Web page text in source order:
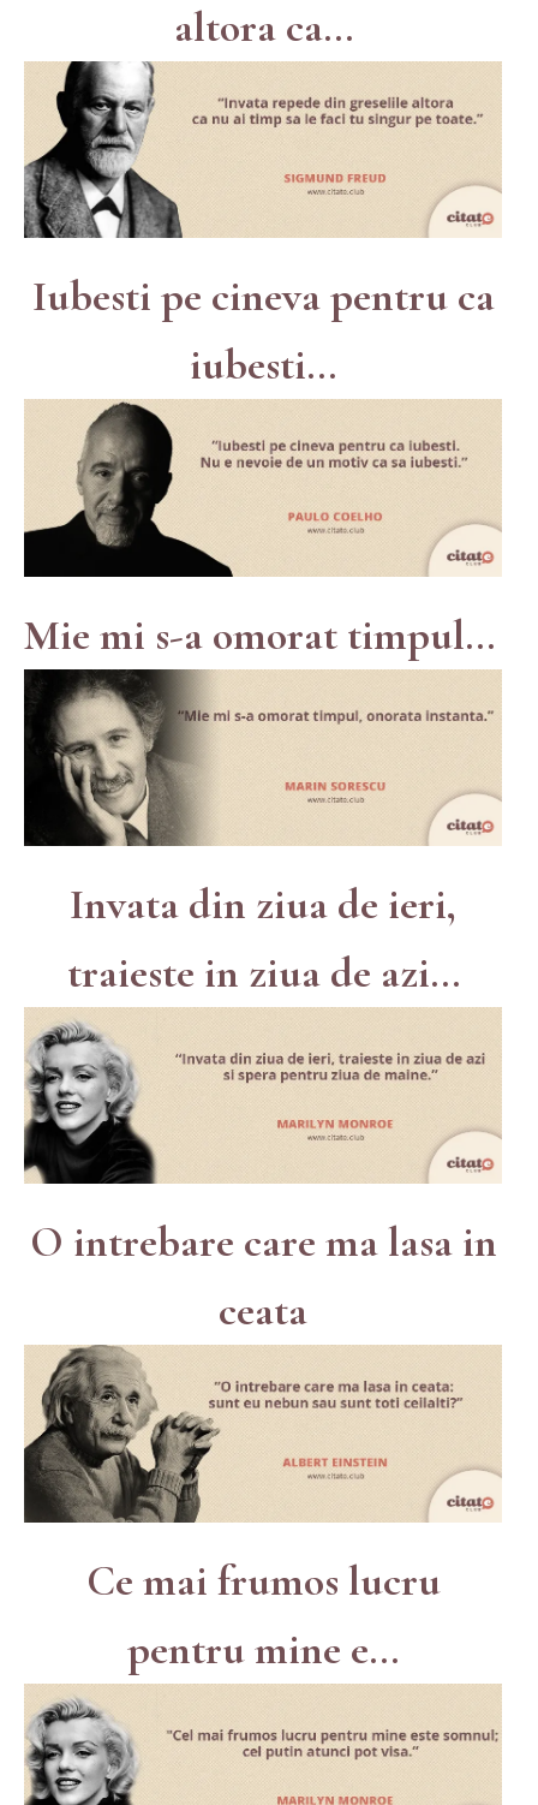
altora ca...
Iubesti pe cineva pentru ca
iubesti...
Mie mi s-a omorat timpul...
Invata din ziua de ieri,
traieste in ziua de azi...
O intrebare care ma lasa in
ceata
Ce mai frumos lucru
pentru mine e...